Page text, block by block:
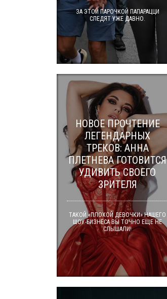
ЗА ЭТОЙ ПАРОЧКОЙ ПАПАРАЦЦИ
СЛЕДЯТ УЖЕ ДАВНО.
НОВОЕ ПРОЧТЕНИЕ
ЛЕГЕНДАРНЫХ
ТРЕКОВ: АННА
ПЛЕТНЕВА ГОТОВИТСЯ
УДИВИТЬ СВОЕГО
ЗРИТЕЛЯ
ТАКОЙ «ПЛОХОЙ ДЕВОЧКИ» НАШЕГО
ШОУ-БИЗНЕСА ВЫ ТОЧНО ЕЩЕ НЕ
СЛЫШАЛИ!